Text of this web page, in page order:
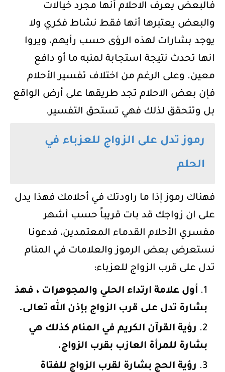
فالبعض يعرف الاحلام أنها مجرد خيالات
والبعض يعتبرها أنها فقط نشاط فكري ولا
يوجد بشارات لهذه الرؤى حسب رأيهم، ويروا
انها تحدث نتيجة استجابة لمنبه ما أو دافع
معين. وعلى الرغم من اختلاف تفسير الأحلام
فإن بعض الاحلام تجد طريقها على أرض الواقع
بل وتتحقق لذلك فهي تستحق التفسير.
رموز تدل على الزواج للعزباء في
الحلم
فهناك رموز إذا ما راودتك في أحلامك فهذا يدل
على ان زواجك قد بات قريباً حسب أشهر
مفسري الأحلام القدماء المعتمدين، فدعونا
نستعرض بعض الرموز والعلامات في المنام
تدل على قرب الزواج للعزباء:
أول علامة ارتداء الحلي والمجوهرات ، فهذ
بشارة تدل على قرب الزواج بإذن الله تعالى.
رؤية القرآن الكريم في المنام كذلك هي
بشارة للمرأة العازب بقرب الزواج.
رؤية الحج بشارة لقرب الزواج للفتاة